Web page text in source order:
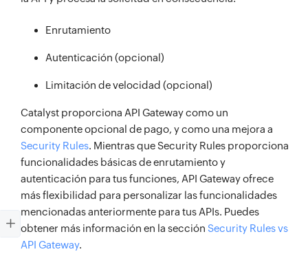
Enrutamiento
Autenticación (opcional)
Limitación de velocidad (opcional)
Catalyst proporciona API Gateway como un
componente opcional de pago, y como una mejora a
Security Rules. Mientras que Security Rules proporciona
funcionalidades básicas de enrutamiento y
autenticación para tus funciones, API Gateway ofrece
más flexibilidad para personalizar las funcionalidades
mencionadas anteriormente para tus APIs. Puedes
obtener más información en la sección Security Rules vs
API Gateway.